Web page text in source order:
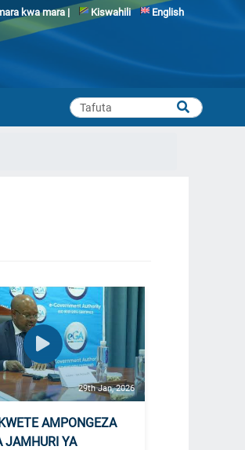
English
Kiswahili
kwa mara |
29th Jan, 2026
AMPONGEZA
JAMHURI YA